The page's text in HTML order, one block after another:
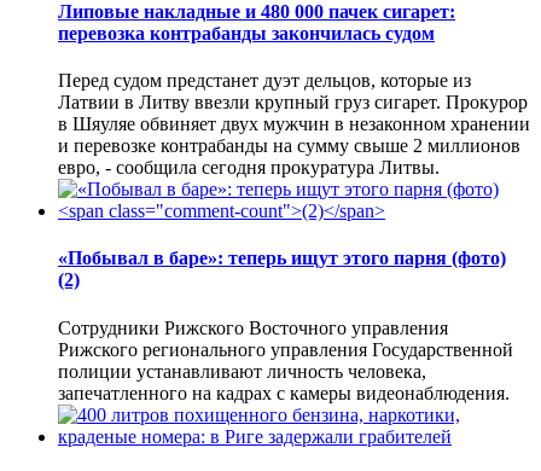
Липовые накладные и 480 000 пачек сигарет:
перевозка контрабанды закончилась судом
Перед судом предстанет дуэт дельцов, которые из
Латвии в Литву ввезли крупный груз сигарет. Прокурор
в Шяуляе обвиняет двух мужчин в незаконном хранении
и перевозке контрабанды на сумму свыше 2 миллионов
евро, - сообщила сегодня прокуратура Литвы.
«Побывал в баре»: теперь ищут этого парня (фото)
(2)
Сотрудники Рижского Восточного управления
Рижского регионального управления Государственной
полиции устанавливают личность человека,
запечатленного на кадрах с камеры видеонаблюдения.